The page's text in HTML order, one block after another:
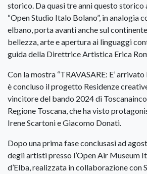
storico. Da quasi tre anni questo storico
“Open Studio Italo Bolano”, in analogia
elbano, porta avanti anche sul
bellezza, arte e apertura ai linguaggi
guida della Direttrice Artistica Erica
Con la mostra “TRAVASARE: E’ arrivato
è concluso il progetto Residenze
vincitore del bando 2024 di
Regione Toscana, che ha visto
Irene Scartoni e Giacomo Donati.
Dopo una prima fase conclusasi ad
degli artisti presso l’Open Air Museum
d’Elba, realizzata in collaborazione con